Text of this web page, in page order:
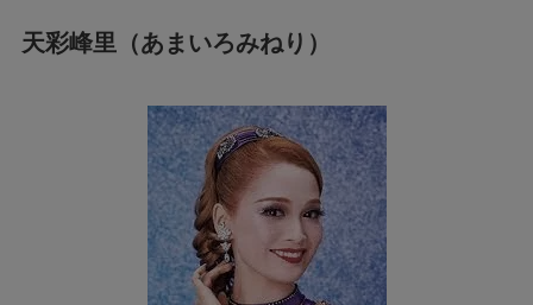
天彩峰里（あまいろみねり）